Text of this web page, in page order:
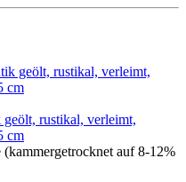
rustikal, verleimt,
cm
auf 8-12%